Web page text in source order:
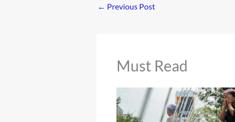
← Previous Post
Must Read